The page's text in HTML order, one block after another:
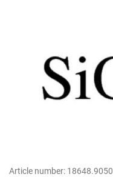
Article number: 18648.9050